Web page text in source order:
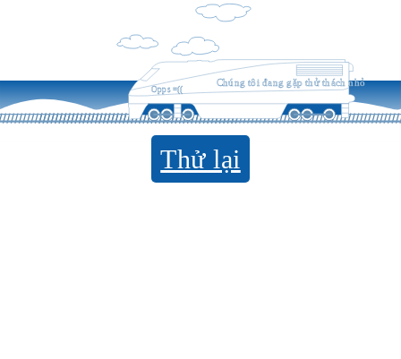
Opps =((
Chúng tôi đang gặp thử thách nhỏ
Thử lại